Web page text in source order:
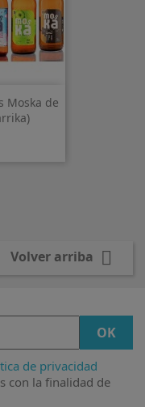
Moska de
Volver arriba 
de privacidad
con la finalidad de